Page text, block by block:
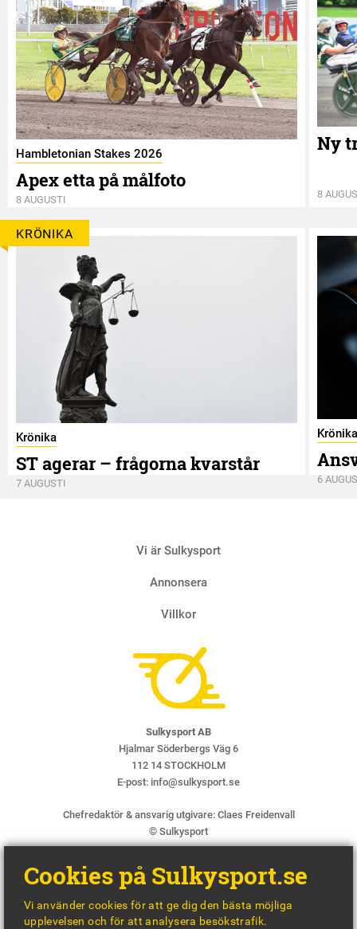
Hambletonian Stakes 2026
Apex etta på målfoto
8 AUGUSTI
Ny
8
KRÖNIKA
Krönika
ST agerar – frågorna kvarstår
7 AUGUSTI
Krönika
6
Vi är Sulkysport
Annonsera
Villkor
Sulkysport AB
Hjalmar Söderbergs Väg 6
112 14 STOCKHOLM
E-post: info@sulkysport.se
Chefredaktör & ansvarig utgivare: Claes Freidenvall
© Sulkysport
Cookies på Sulkysport.se
Vi använder cookies för att ge dig den bästa möjliga
upplevelsen och för att analysera besökstrafik.